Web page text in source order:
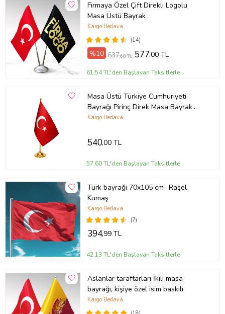
Firmaya Özel Çift Direkli Logolu
Masa Üstü Bayrak
(14)
Kargo Bedava
%10 637,60 TL 577,00 TL
61,54 TL'den Başlayan Taksitlerle
Masa Üstü Türkiye Cumhuriyeti
Bayrağı Pirinç Direk Masa Bayrak
Seti
Kargo Bedava
540,00 TL
57,60 TL'den Başlayan Taksitlerle
Türk bayrağı 70x105 cm- Raşel
Kumaş
(7)
Kargo Bedava
394,99 TL
42,13 TL'den Başlayan Taksitlerle
Aslanlar taraftarları İkili masa
bayrağı, kişiye özel isim baskılı
Kargo Bedava